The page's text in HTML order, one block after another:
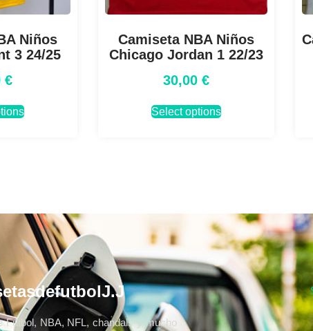
Niños
3 24/25
€
Camiseta NBA Niños
Chicago Jordan 1 22/23
30,00 €
Select options
Fútbol, NBA, NFL, chandals y mucho